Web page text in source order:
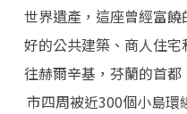
世界遺產，這座曾經富
好的公共建築、商人住
往赫爾辛基，芬蘭的首
市四周被近300個小島環